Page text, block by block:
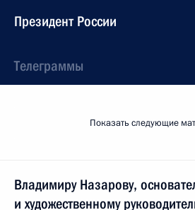
Президент России
Телеграммы
Показать следующие
Владимиру Назарову,
и художественному